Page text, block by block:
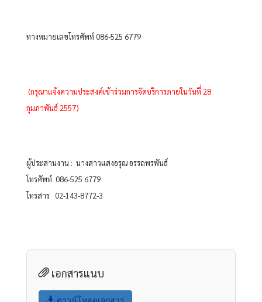
ทางหมายเลขโทรศัพท์ 086-525 6779
(กรุณาแจ้งความประสงค์เข้าร่วมการจัดบริการภายในวันที่ 28
กุมภาพันธ์ 2557)
ผู้ประสานงาน :  นางสาวแสงอรุณ อรรถพรพันธ์
โทรศัพท์  086-525 6779
โทรสาร   02-143-8772-3
เอกสารแนบ